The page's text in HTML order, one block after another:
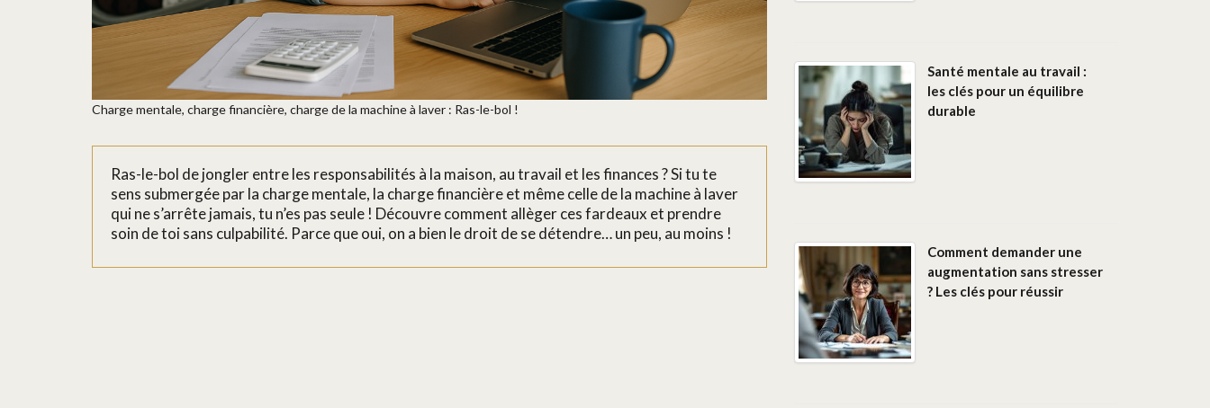
Charge mentale, charge financière, charge de la machine à laver : Ras-le-bol !
Ras-le-bol de jongler entre les responsabilités à la maison, au travail et les finances ? Si tu te
sens submergée par la charge mentale, la charge financière et même celle de la machine à laver
qui ne s’arrête jamais, tu n’es pas seule ! Découvre comment allèger ces fardeaux et prendre
soin de toi sans culpabilité. Parce que oui, on a bien le droit de se détendre… un peu, au moins !
Santé mentale au travail :
les clés pour un équilibre
durable
Comment demander une
augmentation sans stresser
? Les clés pour réussir